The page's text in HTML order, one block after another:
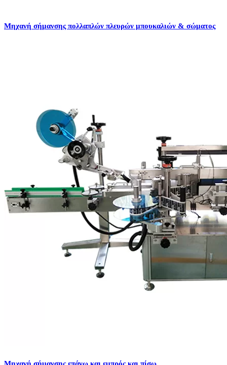
Μηχανή σήμανσης πολλαπλών πλευρών μπουκαλιών & σώματος
Μηχανή σήμανσης επάνω και εμπρός και πίσω